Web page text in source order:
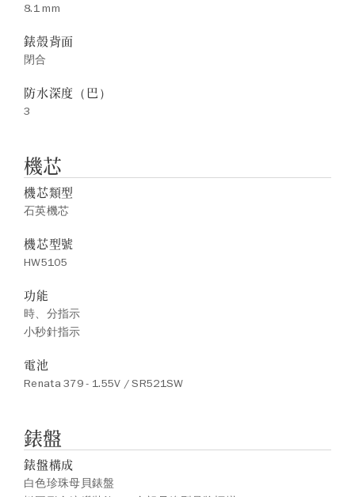
8.1 mm
錶殼背面
閉合
防水深度（巴）
3
機芯
機芯類型
石英機芯
機芯型號
HW5105
功能
時、分指示
小秒針指示
電池
Renata 379 - 1.55V / SR521SW
錶盤
錶盤構成
白色珍珠母貝錶盤